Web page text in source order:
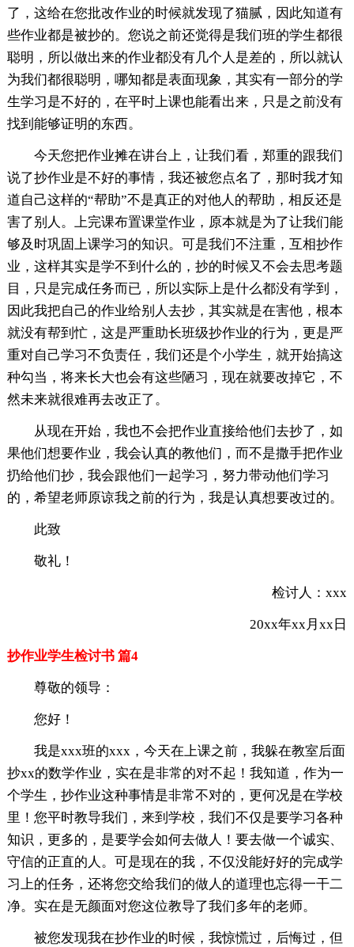
了，这给在您批改作业的时候就发现了猫腻，因此知道有
些作业都是被抄的。您说之前还觉得是我们班的学生都很
聪明，所以做出来的作业都没有几个人是差的，所以就认
为我们都很聪明，哪知都是表面现象，其实有一部分的学
生学习是不好的，在平时上课也能看出来，只是之前没有
找到能够证明的东西。
今天您把作业摊在讲台上，让我们看，郑重的跟我们
说了抄作业是不好的事情，我还被您点名了，那时我才知
道自己这样的“帮助”不是真正的对他人的帮助，相反还是
害了别人。上完课布置课堂作业，原本就是为了让我们能
够及时巩固上课学习的知识。可是我们不注重，互相抄作
业，这样其实是学不到什么的，抄的时候又不会去思考题
目，只是完成任务而已，所以实际上是什么都没有学到，
因此我把自己的作业给别人去抄，其实就是在害他，根本
就没有帮到忙，这是严重助长班级抄作业的行为，更是严
重对自己学习不负责任，我们还是个小学生，就开始搞这
种勾当，将来长大也会有这些陋习，现在就要改掉它，不
然未来就很难再去改正了。
从现在开始，我也不会把作业直接给他们去抄了，如
果他们想要作业，我会认真的教他们，而不是撒手把作业
扔给他们抄，我会跟他们一起学习，努力带动他们学习
的，希望老师原谅我之前的行为，我是认真想要改过的。
此致
敬礼！
检讨人：xxx
20xx年xx月xx日
抄作业学生检讨书 篇4
尊敬的领导：
您好！
我是xxx班的xxx，今天在上课之前，我躲在教室后面
抄xx的数学作业，实在是非常的对不起！我知道，作为一
个学生，抄作业这种事情是非常不对的，更何况是在学校
里！您平时教导我们，来到学校，我们不仅是要学习各种
知识，更多的，是要学会如何去做人！要去做一个诚实、
守信的正直的人。可是现在的我，不仅没能好好的完成学
习上的任务，还将您交给我们的做人的道理也忘得一干二
净。实在是无颜面对您这位教导了我们多年的老师。
被您发现我在抄作业的时候，我惊慌过，后悔过，但